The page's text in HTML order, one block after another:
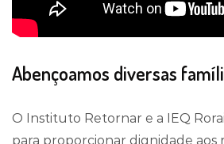
Abençoamos diversas
O Instituto Retornar e a IEQ
para proporcionar dignidade aos